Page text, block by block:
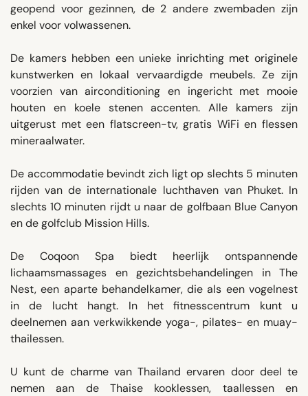
geopend voor gezinnen, de 2 andere zwembaden zijn
enkel voor volwassenen.
De kamers hebben een unieke inrichting met originele
kunstwerken en lokaal vervaardigde meubels. Ze zijn
voorzien van airconditioning en ingericht met mooie
houten en koele stenen accenten. Alle kamers zijn
uitgerust met een flatscreen-tv, gratis WiFi en flessen
mineraalwater.
De accommodatie bevindt zich ligt op slechts 5 minuten
rijden van de internationale luchthaven van Phuket. In
slechts 10 minuten rijdt u naar de golfbaan Blue Canyon
en de golfclub Mission Hills.
De Coqoon Spa biedt heerlijk ontspannende
lichaamsmassages en gezichtsbehandelingen in The
Nest, een aparte behandelkamer, die als een vogelnest
in de lucht hangt. In het fitnesscentrum kunt u
deelnemen aan verkwikkende yoga-, pilates- en muay-
thailessen.
U kunt de charme van Thailand ervaren door deel te
nemen aan de Thaise kooklessen, taallessen en